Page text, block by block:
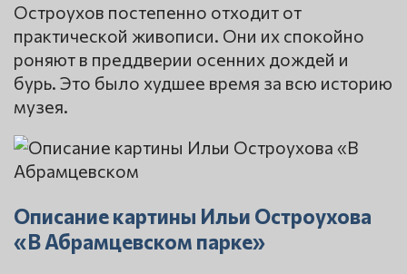
Остроухов постепенно отходит от
практической живописи. Они их спокойно
роняют в преддверии осенних дождей и
бурь. Это было худшее время за всю историю
музея.
Описание картины Ильи Остроухова
«В Абрамцевском парке»